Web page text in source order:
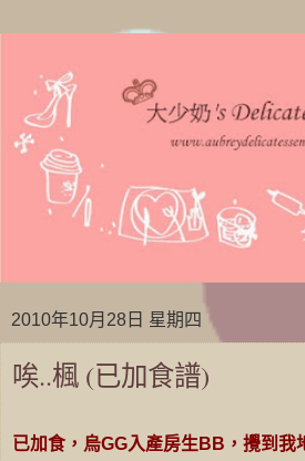
2010年10月28日 星期四
唉..楓 (已加食譜)
已加食，烏GG入產房生BB，攪到我